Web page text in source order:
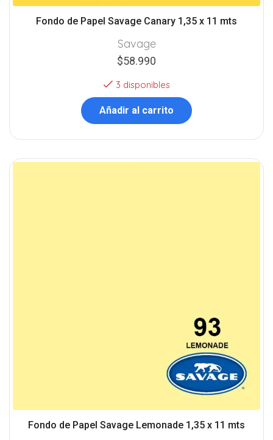
Fondo de Papel Savage Canary 1,35 x 11 mts
Savage
$58.990
3 disponibles
Añadir al carrito
Fondo de Papel Savage Lemonade 1,35 x 11 mts